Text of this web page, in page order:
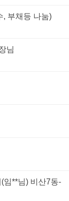
, 부채등 나눔)
님
임**님) 비산7동-